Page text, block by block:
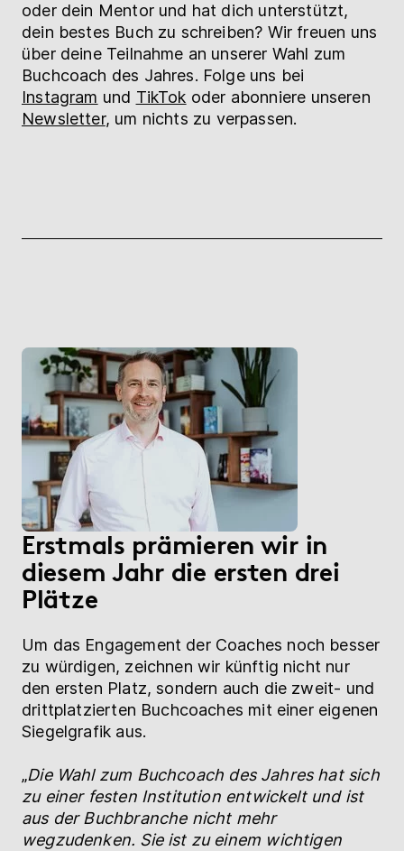
oder dein Mentor und hat dich unterstützt,
dein bestes Buch zu schreiben? Wir freuen uns
über deine Teilnahme an unserer Wahl zum
Buchcoach des Jahres. Folge uns bei
Instagram und TikTok oder abonniere unseren
Newsletter, um nichts zu verpassen.
Erstmals prämieren wir in
diesem Jahr die ersten drei
Plätze
Um das Engagement der Coaches noch besser
zu würdigen, zeichnen wir künftig nicht nur
den ersten Platz, sondern auch die zweit- und
drittplatzierten Buchcoaches mit einer eigenen
Siegelgrafik aus.
„Die Wahl zum Buchcoach des Jahres hat sich
zu einer festen Institution entwickelt und ist
aus der Buchbranche nicht mehr
wegzudenken. Sie ist zu einem wichtigen